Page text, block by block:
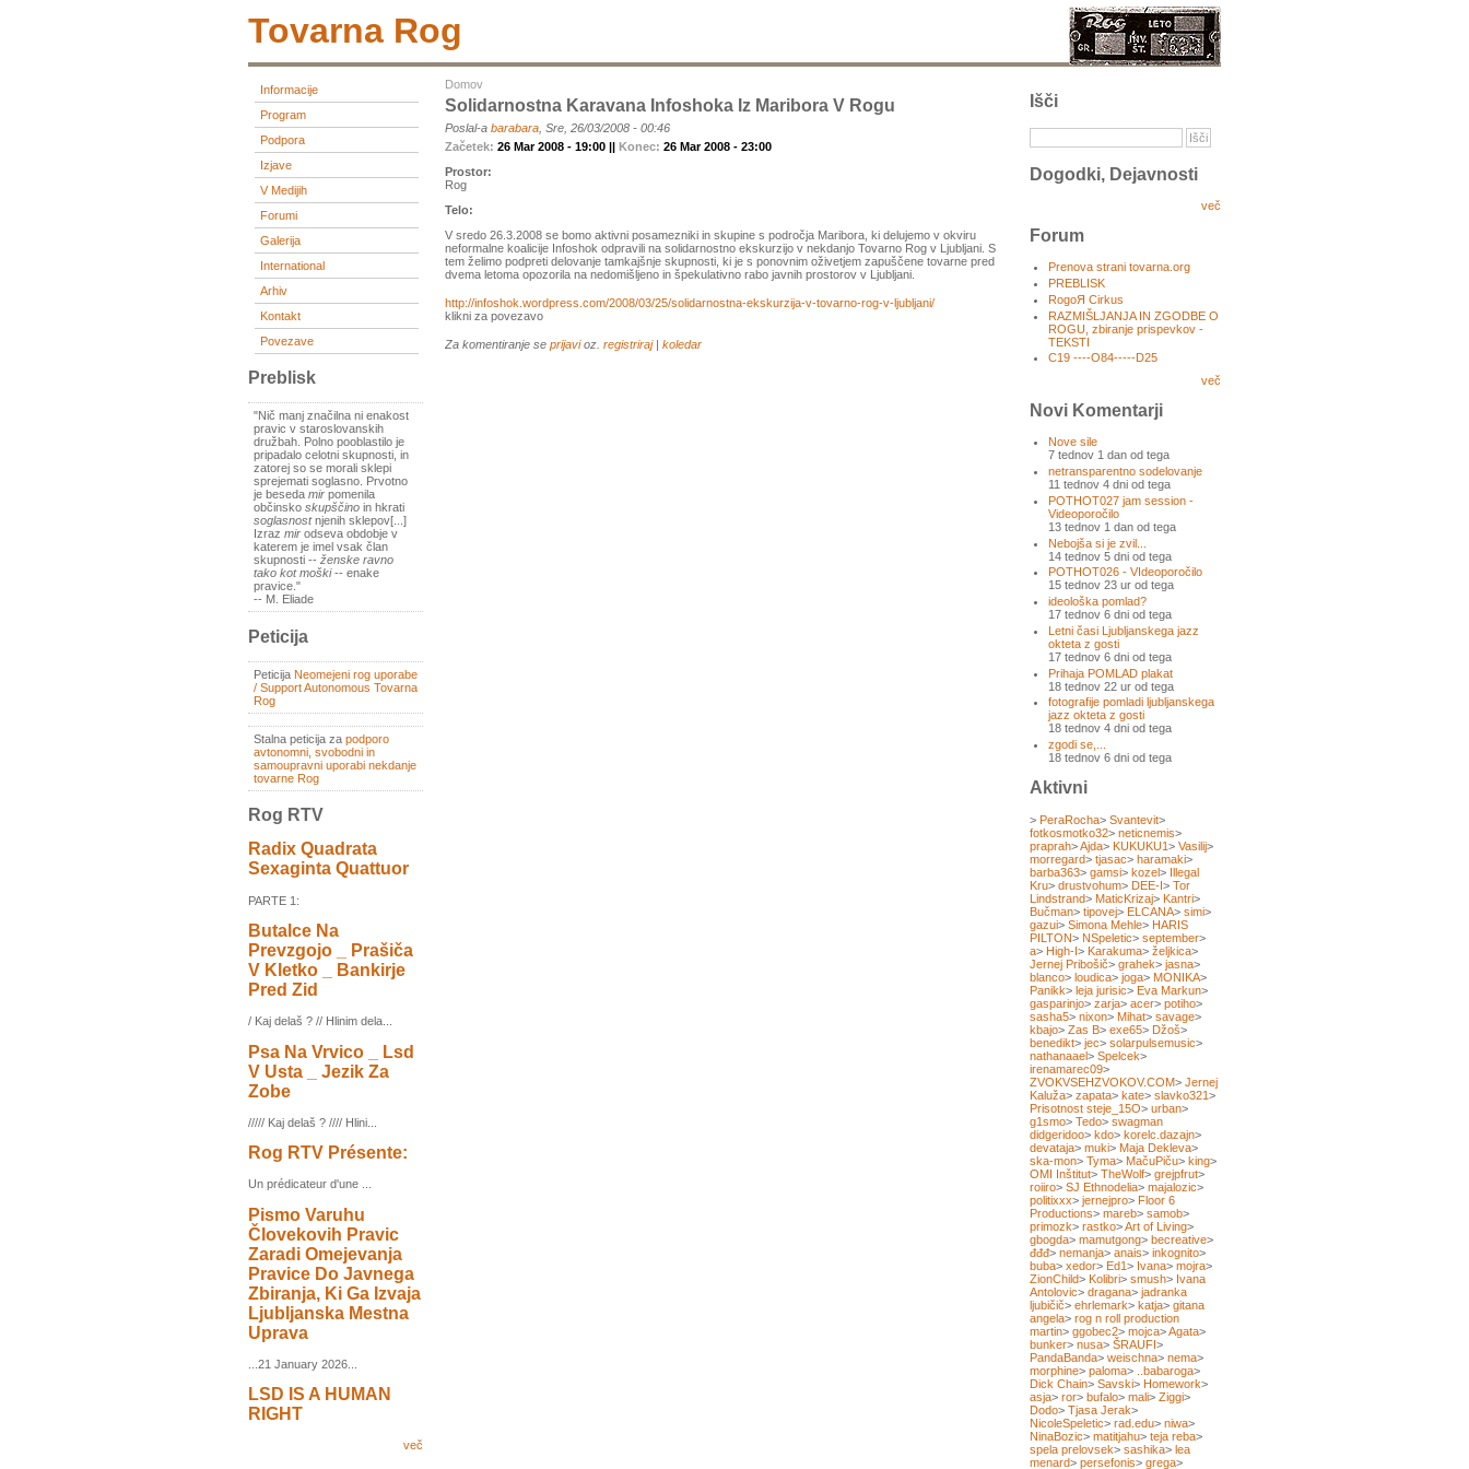
Tovarna Rog
Informacije
Program
Podpora
Izjave
V Medijih
Forumi
Galerija
International
Arhiv
Kontakt
Povezave
Preblisk
"Nič manj značilna ni enakost
pravic v staroslovanskih
družbah. Polno pooblastilo je
pripadalo celotni skupnosti, in
zatorej so se morali sklepi
sprejemati soglasno. Prvotno
je beseda mir pomenila
občinsko skupščino in hkrati
soglasnostnjenih sklepov[...]
Izraz mir odseva obdobje v
katerem je imel vsak član
skupnosti -- ženske ravno
tako kot moški-- enake
pravice."
-- M. Eliade
Peticija
Peticija Neomejeni rog uporabe
/ Support Autonomous Tovarna
Rog
Stalna peticija za podporo
avtonomni, svobodni in
samoupravni uporabi nekdanje
tovarne Rog
Rog RTV
Radix Quadrata
Sexaginta Quattuor
PARTE 1:
Butalce Na
Prevzgojo _ Prašiča
V Kletko _ Bankirje
Pred Zid
/ Kaj delaš ? // Hlinim dela...
Psa Na Vrvico _ Lsd
V Usta _ Jezik Za
Zobe
///// Kaj delaš ? //// Hlini...
Rog RTV Présente:
Un prédicateur d'une ...
Pismo Varuhu
Človekovih Pravic
Zaradi Omejevanja
Pravice Do Javnega
Zbiranja, Ki Ga Izvaja
Ljubljanska Mestna
Uprava
...21 January 2026...
LSD IS A HUMAN
RIGHT
več
Domov
Solidarnostna Karavana Infoshoka Iz Maribora V Rogu
Poslal-a barabara , Sre, 26/03/2008 - 00:46
Začetek: 26 Mar 2008 - 19:00 || Konec: 26 Mar 2008 - 23:00
Prostor:
Rog
Telo:
V sredo 26.3.2008 se bomo aktivni posamezniki in skupine s področja Maribora, ki delujemo v okviru
neformalne koalicije Infoshok odpravili na solidarnostno ekskurzijo v nekdanjo Tovarno Rog v Ljubljani. S
tem želimo podpreti delovanje tamkajšnje skupnosti, ki je s ponovnim oživetjem zapuščene tovarne pred
dvema letoma opozorila na nedomišljeno in špekulativno rabo javnih prostorov v Ljubljani.
http://infoshok.wordpress.com/2008/03/25/solidarnostna-ekskurzija-v-tovarno-rog-v-ljubljani/
klikni za povezavo
Za komentiranje se prijavioz. registriraj| koledar
Išči
Dogodki, Dejavnosti
več
Forum
Prenova strani tovarna.org
PREBLISK
RogoЯ Cirkus
RAZMIŠLJANJA IN ZGODBE O
ROGU, zbiranje prispevkov -
TEKSTI
C19 ----O84-----D25
več
Novi Komentarji
Nove sile
7 tednov 1 dan od tega
netransparentno sodelovanje
11 tednov 4 dni od tega
POTHOT027 jam session -
Videoporočilo
13 tednov 1 dan od tega
Nebojša si je zvil...
14 tednov 5 dni od tega
POTHOT026 - VIdeoporočilo
15 tednov 23 ur od tega
ideološka pomlad?
17 tednov 6 dni od tega
Letni časi Ljubljanskega jazz
okteta z gosti
17 tednov 6 dni od tega
Prihaja POMLAD plakat
18 tednov 22 ur od tega
fotografije pomladi ljubljanskega
jazz okteta z gosti
18 tednov 4 dni od tega
zgodi se,...
18 tednov 6 dni od tega
Aktivni
> PeraRocha> Svantevit>
fotkosmotko32> neticnemis>
praprah>Ajda> KUKUKU1> Vasilij>
morregard> tjasac> haramaki>
barba363> gamsi> kozel> Illegal
Kru> drustvohum> DEE-I> Tor
Lindstrand> MaticKrizaj> Kantri>
Bučman> tipovej> ELCANA> simi>
gazui> Simona Mehle> HARIS
PILTON> NSpeletic> september>
a> High-I> Karakuma> željkica>
Jernej Pribošič> grahek> jasna>
blanco> loudica> joga> MONIKA>
Panikk> leja jurisic> Eva Markun>
gasparinjo> zarja> acer> potiho>
sasha5> nixon> Mihat> savage>
kbajo> Zas B> exe65> Džoš>
benedikt> jec> solarpulsemusic>
nathanaael> Spelcek>
irenamarec09>
ZVOKVSEHZVOKOV.COM> Jernej
Kaluža> zapata> kate> slavko321>
Prisotnost steje_15O> urban>
g1smo> Tedo> swagman
didgeridoo> kdo> korelc.dazajn>
devataja> muki> Maja Dekleva>
ska-mon> Tyma> MačuPiču> king>
OMI Inštitut> TheWolf> grejpfrut>
roiiro> SJ Ethnodelia> majalozic>
politixxx> jernejpro> Floor 6
Productions> mareb> samob>
primozk> rastko>Art of Living>
gbogda> mamutgong> becreative>
đđđ> nemanja> anais> inkognito>
buba> xedor> Ed1> Ivana> mojra>
ZionChild> Kolibri> smush> Ivana
Antolovic> dragana> jadranka
ljubičič> ehrlemark> katja> gitana
angela> rog n roll production
martin> ggobec2> mojca>Agata>
bunker> nusa> ŠRAUFI>
PandaBanda> weischna> nema>
morphine> paloma> ..babaroga>
Dick Chain> Savski> Homework>
asja> ror> bufalo> mali> Ziggi>
Dodo> Tjasa Jerak>
NicoleSpeletic> rad.edu> niwa>
NinaBozic> matitjahu> teja reba>
spela prelovsek> sashika> lea
menard> persefonis> grega>